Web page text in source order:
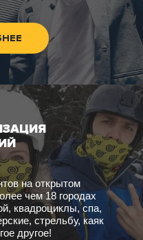
на открытом
чем 18 городах
квадроциклы, спа,
стрельбу, каяк
другое!